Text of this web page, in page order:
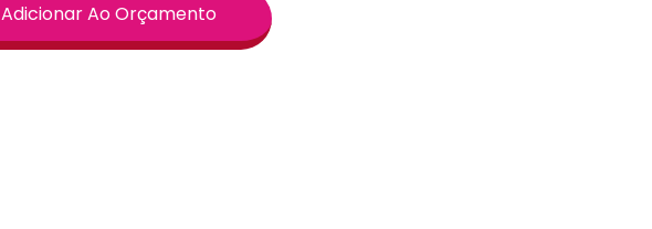
Adicionar Ao Orçamento